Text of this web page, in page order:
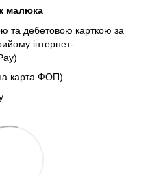
малюка
та дебетовою карткою за
інтернет-
карта ФОП)